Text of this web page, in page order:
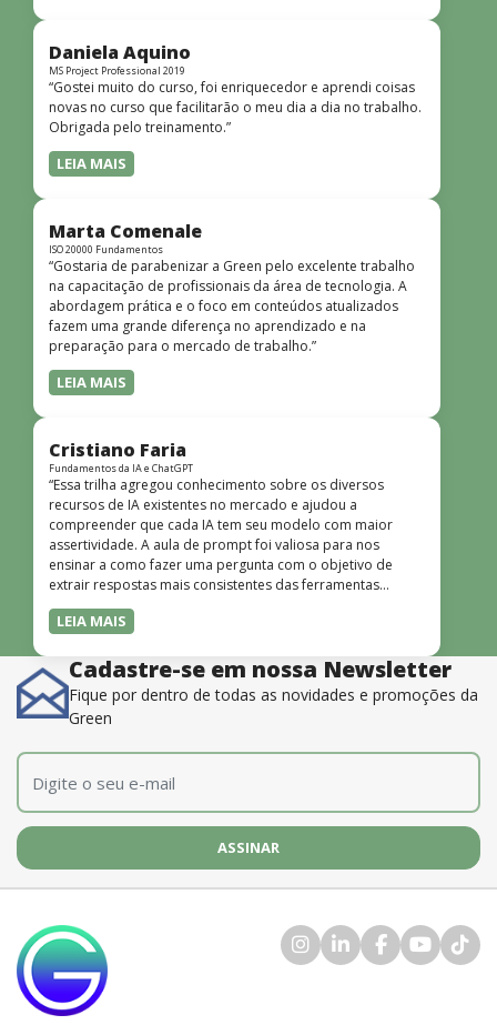
dinâmicas e envolventes. Recomendo o curso para todos
que desejam iniciar ou aprofundar seus conhecimentos em
redes!”
Daniela Aquino
MS Project Professional 2019
“Gostei muito do curso, foi enriquecedor e aprendi coisas
novas no curso que facilitarão o meu dia a dia no trabalho.
Obrigada pelo treinamento.”
LEIA MAIS
Marta Comenale
ISO 20000 Fundamentos
“Gostaria de parabenizar a Green pelo excelente trabalho
na capacitação de profissionais da área de tecnologia. A
abordagem prática e o foco em conteúdos atualizados
fazem uma grande diferença no aprendizado e na
preparação para o mercado de trabalho.”
LEIA MAIS
Cristiano Faria
Fundamentos da IA e ChatGPT
“Essa trilha agregou conhecimento sobre os diversos
recursos de IA existentes no mercado e ajudou a
compreender que cada IA tem seu modelo com maior
assertividade. A aula de prompt foi valiosa para nos
ensinar a como fazer uma pergunta com o objetivo de
extrair respostas mais consistentes das ferramentas
disponíveis. O instrutor também é muito bom, além de
dominar o conteúdo, possui uma didática que incentiva o
LEIA MAIS
Cadastre-se em nossa Newsletter
Fique por dentro de todas as novidades e promoções da
Green
E-mail